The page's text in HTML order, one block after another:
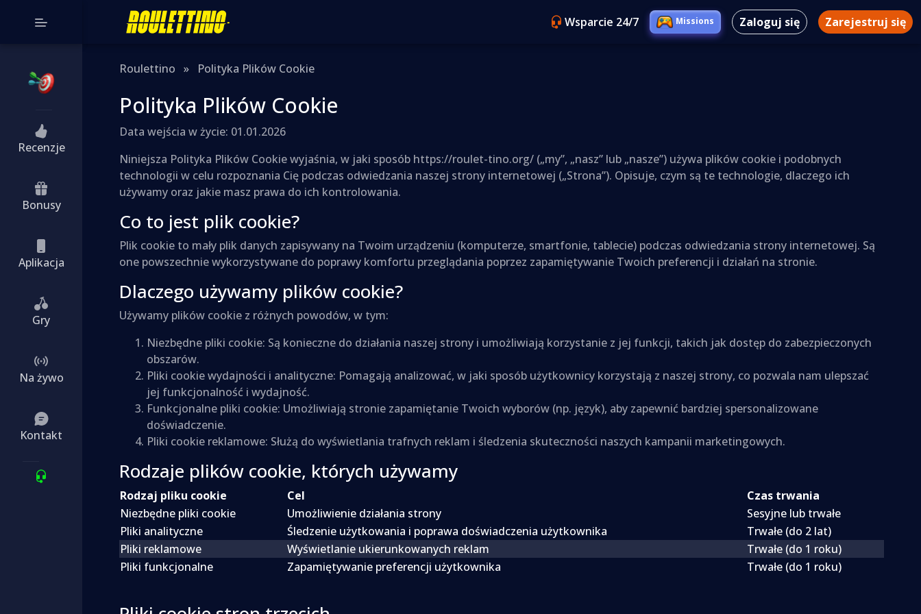
Recenzje
Bonusy
Aplikacja
Gry
Na żywo
Kontakt
Wsparcie 24/7 Missions Zaloguj się Zarejestruj się
Roulettino » Polityka Plików Cookie
Polityka Plików Cookie
Data wejścia w życie: 01.01.2026
Niniejsza Polityka Plików Cookie wyjaśnia, w jaki sposób https://roulet-tino.org/ („my”, „nasz” lub „nasze”) używa plików cookie i podobnych
technologii w celu rozpoznania Cię podczas odwiedzania naszej strony internetowej („Strona”). Opisuje, czym są te technologie, dlaczego ich
używamy oraz jakie masz prawa do ich kontrolowania.
Co to jest plik cookie?
Plik cookie to mały plik danych zapisywany na Twoim urządzeniu (komputerze, smartfonie, tablecie) podczas odwiedzania strony internetowej. Są
one powszechnie wykorzystywane do poprawy komfortu przeglądania poprzez zapamiętywanie Twoich preferencji i działań na stronie.
Dlaczego używamy plików cookie?
Używamy plików cookie z różnych powodów, w tym:
Niezbędne pliki cookie: Są konieczne do działania naszej strony i umożliwiają korzystanie z jej funkcji, takich jak dostęp do zabezpieczonych
obszarów.
Pliki cookie wydajności i analityczne: Pomagają analizować, w jaki sposób użytkownicy korzystają z naszej strony, co pozwala nam ulepszać
jej funkcjonalność i wydajność.
Funkcjonalne pliki cookie: Umożliwiają stronie zapamiętanie Twoich wyborów (np. język), aby zapewnić bardziej spersonalizowane
doświadczenie.
Pliki cookie reklamowe: Służą do wyświetlania trafnych reklam i śledzenia skuteczności naszych kampanii marketingowych.
Rodzaje plików cookie, których używamy
Rodzaj pliku cookie Cel
Czas trwania
Niezbędne pliki cookie
Umożliwienie działania strony
Sesyjne lub trwałe
Pliki analityczne
Śledzenie użytkowania i poprawa doświadczenia użytkownika
Trwałe (do 2 lat)
Pliki reklamowe
Wyświetlanie ukierunkowanych reklam
Trwałe (do 1 roku)
Pliki funkcjonalne
Zapamiętywanie preferencji użytkownika Trwałe (do 1 roku)